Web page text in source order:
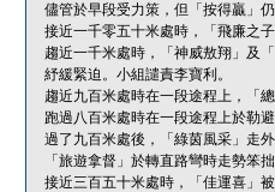
儘管於早段受力策，但「按得贏」仍
接近一千零五十米處時，「飛廉之
趨近一千米處時，「神威敖翔」及
紓緩緊迫。小組譴責李寶利。
趨近九百米處時在一段途程上，「
跑過八百米處時在一段途程上於勒
過了九百米處後，「綠茵風采」走外
「旅遊拿督」於轉直路彎時走勢笨拙
接近三百五十米處時，「佳運喜」